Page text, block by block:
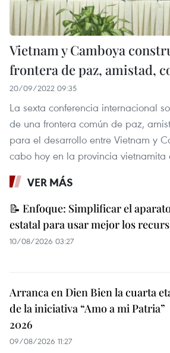
Vietnam y Camboya
frontera de paz, amistad,
20/09/2022 09:35
La sexta conferencia internacional
de una frontera común de paz,
para el desarrollo entre Vietnam y
cabo hoy en la provincia vietnamita
VER MÁS
📝 Enfoque: Simplificar el
estatal para usar mejor los
10/08/2026 03:27
Arranca en Dien Bien la cuarta
de la iniciativa “Amo a mi Patria”
2026
09/08/2026 11:27